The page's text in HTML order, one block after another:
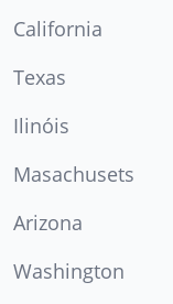
California
Texas
Ilinóis
Masachusets
Arizona
Washington